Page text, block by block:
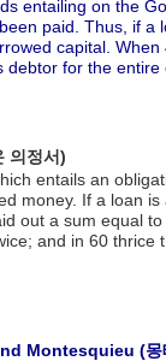
entailing on the
paid. Thus, if a
capital.
for the
의정서)
entails an
money. If a loan
out a sum equal
and in 60 thrice
Montesquieu (몽